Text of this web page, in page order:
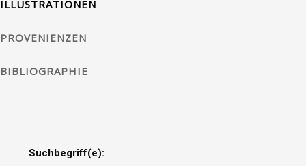
ILLUSTRATIONEN
PROVENIENZEN
BIBLIOGRAPHIE
Suchbegriff(e):